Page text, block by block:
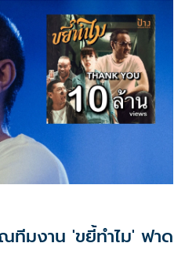
ทีมงาน 'ขยี้ทำไม' ฟาด